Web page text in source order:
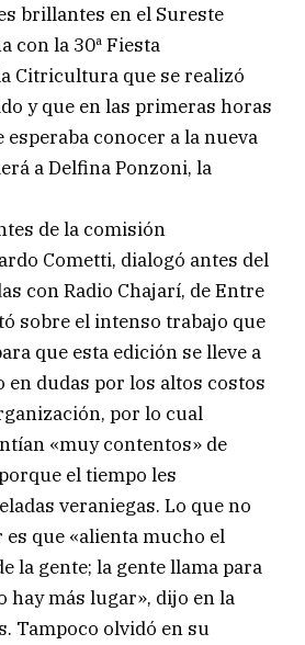
brillantes en el Sureste
con la 30ª Fiesta
Citricultura que se realizó
y que en las primeras horas
esperaba conocer a la nueva
a Delfina Ponzoni, la
de la comisión
Cometti, dialogó antes del
con Radio Chajarí, de Entre
sobre el intenso trabajo que
que esta edición se lleve a
en dudas por los altos costos
por lo cual
«muy contentos» de
el tiempo les
veraniegas. Lo que no
que «alienta mucho el
la gente; la gente llama para
hay más lugar», dijo en la
Tampoco olvidó en su